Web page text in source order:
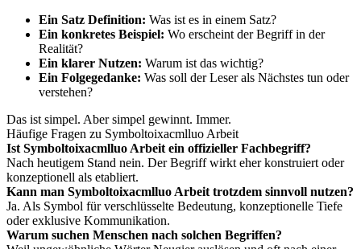
Ein Satz Definition: Was ist es in einem Satz?
Ein konkretes Beispiel: Wo erscheint der Begriff in der
Realität?
Ein klarer Nutzen: Warum ist das wichtig?
Ein Folgegedanke: Was soll der Leser als Nächstes tun oder
verstehen?
Das ist simpel. Aber simpel gewinnt. Immer.
Häufige Fragen zu Symboltoixacmlluo Arbeit
Ist Symboltoixacmlluo Arbeit ein offizieller Fachbegriff?
Nach heutigem Stand nein. Der Begriff wirkt eher konstruiert oder
konzeptionell als etabliert.
Kann man Symboltoixacmlluo Arbeit trotzdem sinnvoll nutzen?
Ja. Als Symbol für verschlüsselte Bedeutung, konzeptionelle Tiefe
oder exklusive Kommunikation.
Warum suchen Menschen nach solchen Begriffen?